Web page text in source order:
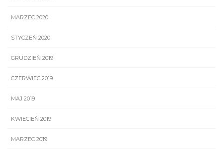
MARZEC 2020
STYCZEŃ 2020
GRUDZIEŃ 2019
CZERWIEC 2019
MAJ 2019
KWIECIEŃ 2019
MARZEC 2019